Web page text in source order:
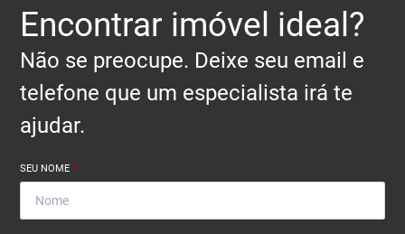
Encontrar imóvel ideal?
Não se preocupe. Deixe seu email e
telefone que um especialista irá te
ajudar.
SEU NOME*